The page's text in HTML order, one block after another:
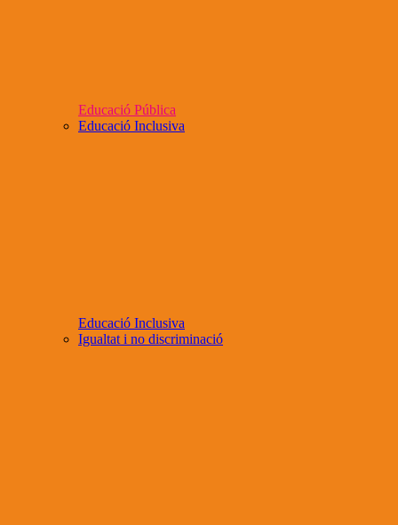
Educació Pública
Educació Inclusiva
Educació Inclusiva
Igualtat i no discriminació